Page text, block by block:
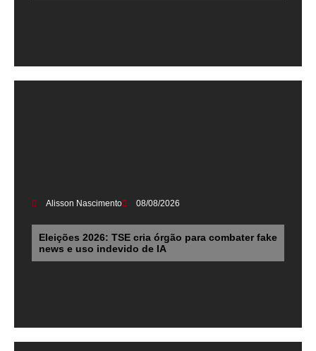
Alisson Nascimento 08/08/2026
Eleições 2026: TSE cria órgão para combater fake
news e uso indevido de IA